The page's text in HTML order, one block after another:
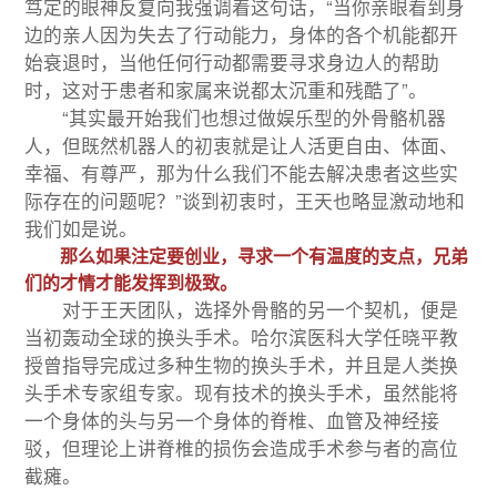
笃定的眼神反复向我强调着这句话，“当你亲眼看到身
边的亲人因为失去了行动能力，身体的各个机能都开
始衰退时，当他任何行动都需要寻求身边人的帮助
时，这对于患者和家属来说都太沉重和残酷了”。
“其实最开始我们也想过做娱乐型的外骨骼机器
人，但既然机器人的初衷就是让人活更自由、体面、
幸福、有尊严，那为什么我们不能去解决患者这些实
际存在的问题呢？”谈到初衷时，王天也略显激动地和
我们如是说。
那么如果注定要创业，寻求一个有温度的支点，兄弟
们的才情才能发挥到极致。
对于王天团队，选择外骨骼的另一个契机，便是
当初轰动全球的换头手术。哈尔滨医科大学任晓平教
授曾指导完成过多种生物的换头手术，并且是人类换
头手术专家组专家。现有技术的换头手术，虽然能将
一个身体的头与另一个身体的脊椎、血管及神经接
驳，但理论上讲脊椎的损伤会造成手术参与者的高位
截瘫。